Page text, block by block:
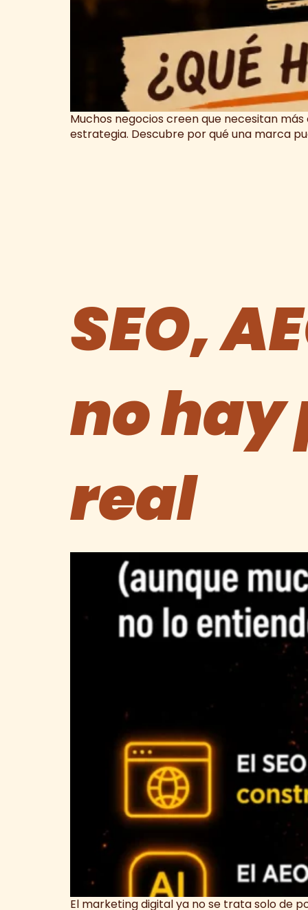
Muchos negocios creen que necesitan
estrategia. Descubre por qué una marca
SEO,
no
real
El marketing digital ya no se trata solo de